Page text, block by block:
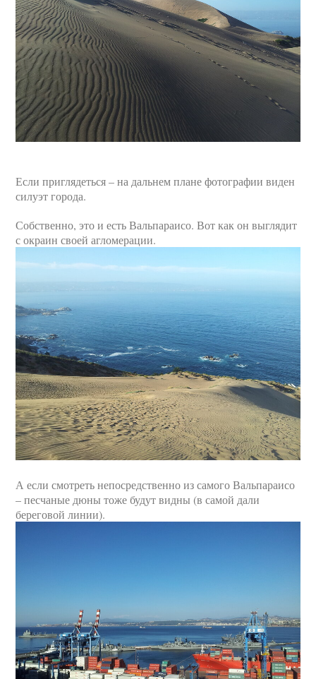
Если приглядеться – на дальнем плане фотографии виден
силуэт города.
Собственно, это и есть Вальпараисо. Вот как он выглядит
с окраин своей агломерации.
А если смотреть непосредственно из самого Вальпараисо
– песчаные дюны тоже будут видны (в самой дали
береговой линии).